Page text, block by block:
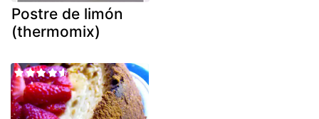
Postre de limón
(thermomix)